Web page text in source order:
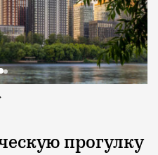
прогулку